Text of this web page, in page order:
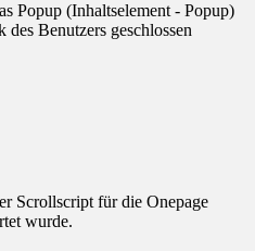
Popup (Inhaltselement - Popup)
Benutzers geschlossen
Scrollscript für die Onepage
wurde.